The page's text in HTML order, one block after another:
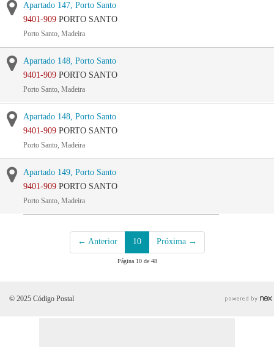
Apartado 147, Porto Santo
9401-909 PORTO SANTO
Porto Santo, Madeira
Apartado 148, Porto Santo
9401-909 PORTO SANTO
Porto Santo, Madeira
Apartado 148, Porto Santo
9401-909 PORTO SANTO
Porto Santo, Madeira
Apartado 149, Porto Santo
9401-909 PORTO SANTO
Porto Santo, Madeira
← Anterior 10 Próxima →
Página 10 de 48
© 2025 Código Postal